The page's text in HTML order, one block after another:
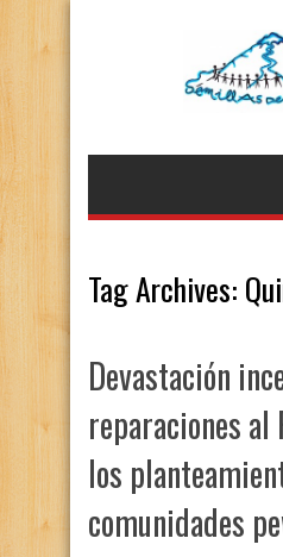
Tag Archives:
Devastación
reparaciones al
los
comunidades